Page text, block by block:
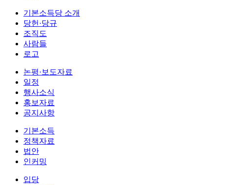
기본소득당 소개
당헌·당규
조직도
사람들
로고
논평·보도자료
일정
행사소식
홍보자료
공지사항
기본소득
정책자료
법안
인커밍
입당